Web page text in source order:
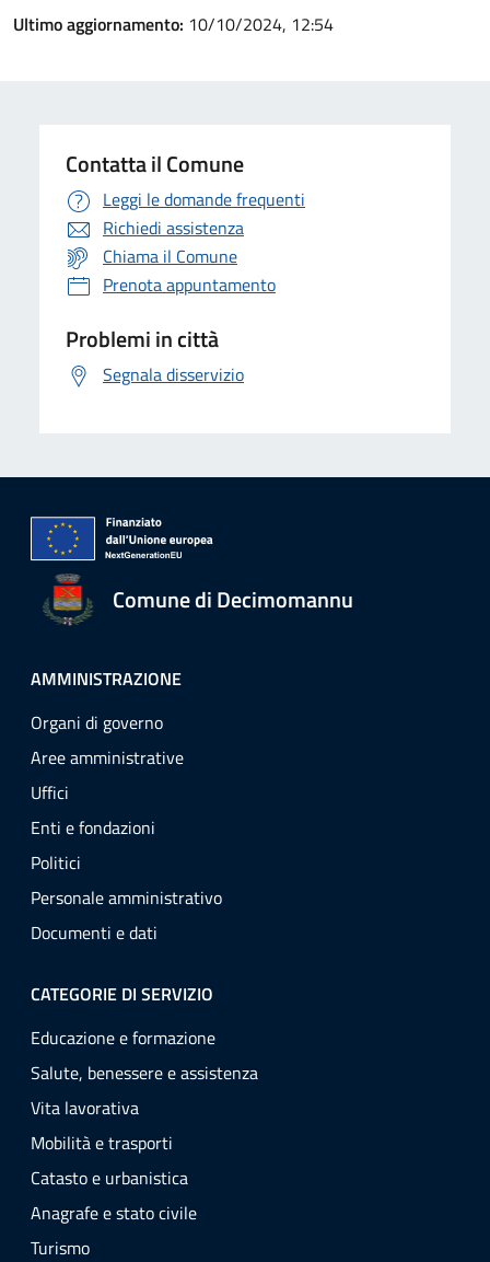
Ultimo aggiornamento: 10/10/2024, 12:54
Contatta il Comune
Leggi le domande frequenti
Richiedi assistenza
Chiama il Comune
Prenota appuntamento
Problemi in città
Segnala disservizio
Comune di Decimomannu
AMMINISTRAZIONE
Organi di governo
Aree amministrative
Uffici
Enti e fondazioni
Politici
Personale amministrativo
Documenti e dati
CATEGORIE DI SERVIZIO
Educazione e formazione
Salute, benessere e assistenza
Vita lavorativa
Mobilità e trasporti
Catasto e urbanistica
Anagrafe e stato civile
Turismo